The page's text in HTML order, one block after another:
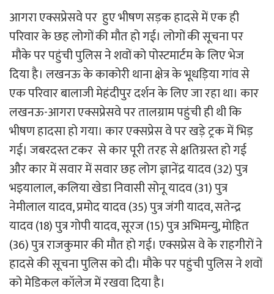
आगरा एक्सप्रेसवे पर हुए भीषण सड़क हादसे में एक ही
परिवार के छह लोगों की मौत हो गई। लोगों की सूचना पर
मौके पर पहुंची पुलिस ने शवों को पोस्टमार्टम के लिए भेज
दिया है। लखनऊ के काकोरी थाना क्षेत्र के भूधड़िया गांव से
एक परिवार बालाजी मेहंदीपुर दर्शन के लिए जा रहा था। कार
लखनऊ-आगरा एक्सप्रेसवे पर तालग्राम पहुंची ही थी कि
भीषण हादसा हो गया। कार एक्सप्रेस वे पर खड़े ट्रक में भिड़
गई। जबरदस्त टकर से कार पूरी तरह से क्षतिग्रस्त हो गई
और कार में सवार में सवार छह लोग ज्ञानेंद्र यादव (32) पुत्र
भइयालाल, कलिया खेडा निवासी सोनू यादव (31) पुत्र
नेमीलाल यादव, प्रमोद यादव (35) पुत्र जंगी यादव, सतेन्द्र
यादव (18) पुत्र गोपी यादव, सूरज (15) पुत्र अभिमन्यु, मोहित
(36) पुत्र राजकुमार की मौत हो गई। एक्सप्रेस वे के राहगीरों ने
हादसे की सूचना पुलिस को दी। मौके पर पहुंची पुलिस ने शवों
को मेडिकल कॉलेज में रखवा दिया है।